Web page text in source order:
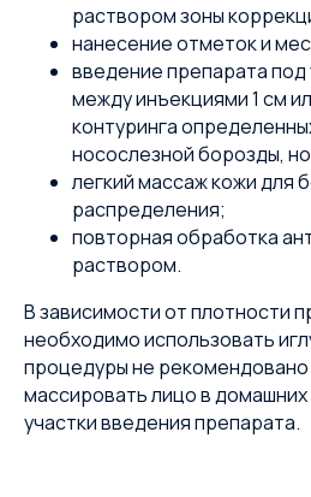
раствором зоны
нанесение отметок и
введение препарата
между инъекциями 1 см
контуринга
носослезной борозды,
легкий массаж кожи для
распределения;
повторная обработка
раствором.
В зависимости от плотности
необходимо использовать
процедуры не рекомендовано
массировать лицо в домашних
участки введения препарата.